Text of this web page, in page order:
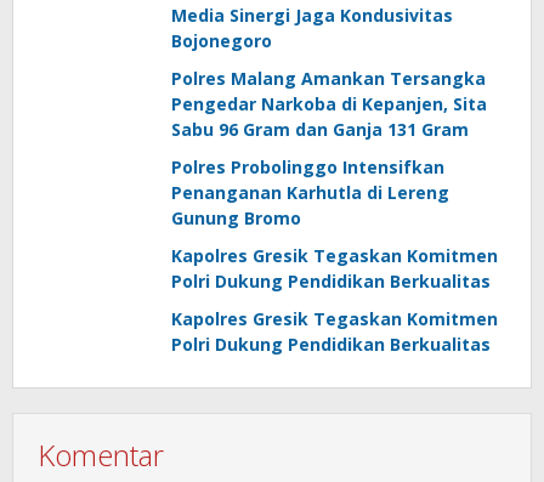
Media Sinergi Jaga Kondusivitas
Bojonegoro
Polres Malang Amankan Tersangka
Pengedar Narkoba di Kepanjen, Sita
Sabu 96 Gram dan Ganja 131 Gram
Polres Probolinggo Intensifkan
Penanganan Karhutla di Lereng
Gunung Bromo
Kapolres Gresik Tegaskan Komitmen
Polri Dukung Pendidikan Berkualitas
Kapolres Gresik Tegaskan Komitmen
Polri Dukung Pendidikan Berkualitas
Komentar